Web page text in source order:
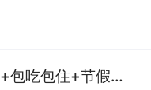
海底捞服务员（五险一金+包吃包住+节假日三倍工资）